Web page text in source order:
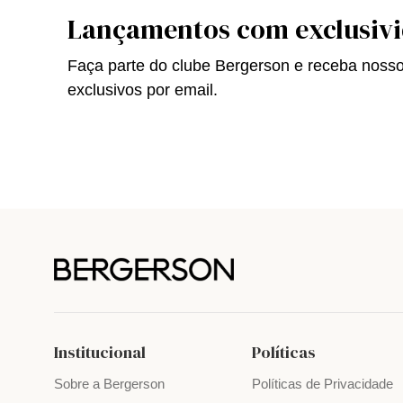
Lançamentos com
Faça parte do clube Bergerson e receba
exclusivos por email.
Institucional
Sobre a Bergerson
Políticas
Políticas de Privacidade